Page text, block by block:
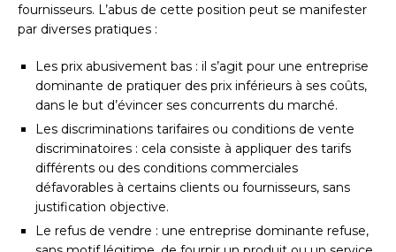
fournisseurs. L’abus de cette position peut se manifester
par diverses pratiques :
Les prix abusivement bas : il s’agit pour une entreprise
dominante de pratiquer des prix inférieurs à ses coûts,
dans le but d’évincer ses concurrents du marché.
Les discriminations tarifaires ou conditions de vente
discriminatoires : cela consiste à appliquer des tarifs
différents ou des conditions commerciales
défavorables à certains clients ou fournisseurs, sans
justification objective.
Le refus de vendre : une entreprise dominante refuse,